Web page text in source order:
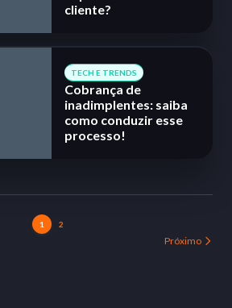
cliente?
TECH E TRENDS
Cobrança de
inadimplentes: saiba
como conduzir esse
processo!
1 2
Próximo